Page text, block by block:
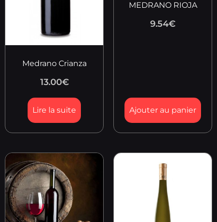
Medrano Crianza
13.00€
Lire la suite
MEDRANO RIOJA
9.54€
Ajouter au panier